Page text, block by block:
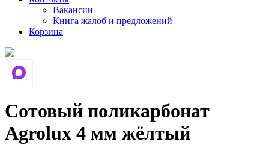
Вакансии
Книга жалоб и предложений
Корзина
Сотовый поликарбонат
Agrolux 4 мм жёлтый